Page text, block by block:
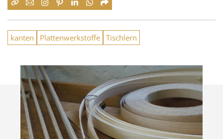
kanten Plattenwerkstoffe Tischlern